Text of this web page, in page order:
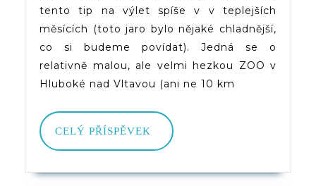
tento tip na výlet spíše v v teplejších
měsících (toto jaro bylo nějaké chladnější,
co si budeme povídat). Jedná se o
relativně malou, ale velmi hezkou ZOO v
Hluboké nad Vltavou (ani ne 10 km
CELÝ PŘÍSPĚVEK
CELÝ
PŘÍSPĚVEK